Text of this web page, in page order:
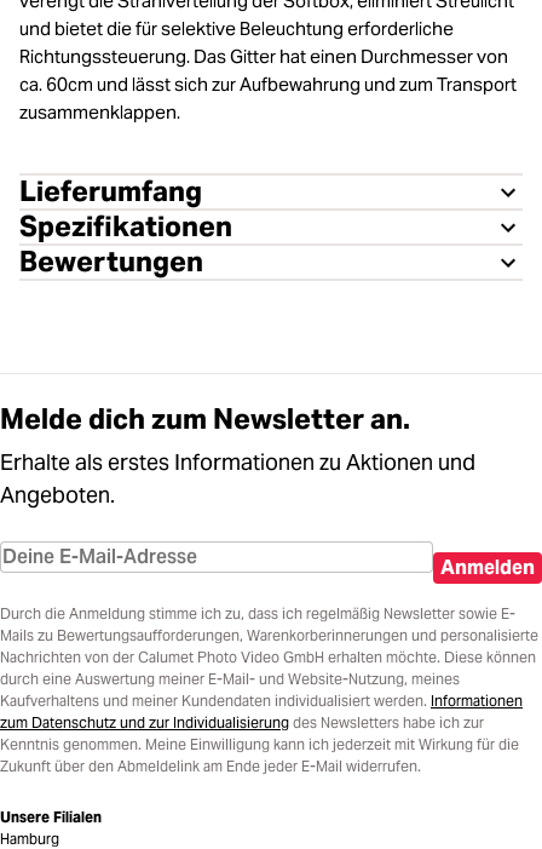
und bietet die für selektive Beleuchtung erforderliche
Richtungssteuerung. Das Gitter hat einen Durchmesser von
ca. 60cm und lässt sich zur Aufbewahrung und zum Transport
zusammenklappen.
Lieferumfang
Spezifikationen
Bewertungen
Melde dich zum Newsletter an.
Erhalte als erstes Informationen zu Aktionen und
Angeboten.
Anmelden
Durch die Anmeldung stimme ich zu, dass ich regelmäßig Newsletter sowie E-
Mails zu Bewertungsaufforderungen, Warenkorberinnerungen und personalisierte
Nachrichten von der Calumet Photo Video GmbH erhalten möchte. Diese können
durch eine Auswertung meiner E-Mail- und Website-Nutzung, meines
Kaufverhaltens und meiner Kundendaten individualisiert werden. Informationen
zum Datenschutz und zur Individualisierung des Newsletters habe ich zur
Kenntnis genommen. Meine Einwilligung kann ich jederzeit mit Wirkung für die
Zukunft über den Abmeldelink am Ende jeder E-Mail widerrufen.
Unsere Filialen
Hamburg